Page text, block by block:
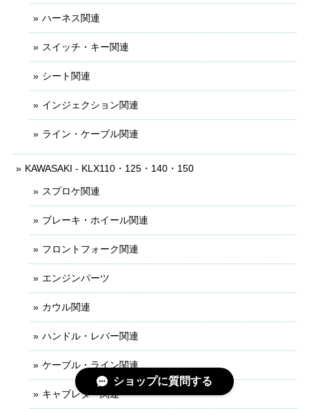
ハーネス関連
スイッチ・キー関連
シート関連
インジェクション関連
ライン・ケーブル関連
KAWASAKI - KLX110・125・140・150
スプロケ関連
ブレーキ・ホイール関連
フロントフォーク関連
エンジンパーツ
カウル関連
ハンドル・レバー関連
ケーブル・ライン関連
キャブレター関連
ショップに質問する